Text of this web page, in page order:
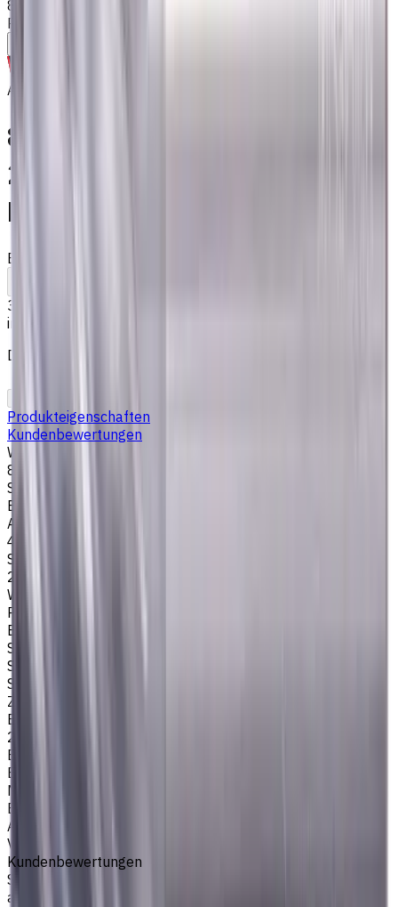
8 mm VHM Schaftfräser, mit 2 mm Fase, 4 Schneiden,
Radius, Standardlänge
Auf Bestellung
8 mm VHM Schaftfräser, mit
2 mm Fase, 4 Schneiden,
Radius, Standardlänge
EM321-4KL-080020
37,43 €
inkl. MwSt.
Der Preis wurde am 07.08.2026 berechnet
Produkteigenschaften
Kundenbewertungen
Werkzeugdurchmesser, mm
8
Stirngeometrie
Eckenradius
Anzahl der Schneiden
4
Schneidenlänge, mm
20
Werkstückmaterial
P - Stahl
Bearbeitungsart
Schlichtfräsen
Schulterfräsen
Schafttyp
Zylinderschaft
Eckenradius, mm
2
Easycut Serie
EM321
Marke
EASYCUT
Artikeltyp
VHM Schaftfräsern
Kundenbewertungen
Sie müssen eingeloggt sein, um eine Bewertung
abzugeben.